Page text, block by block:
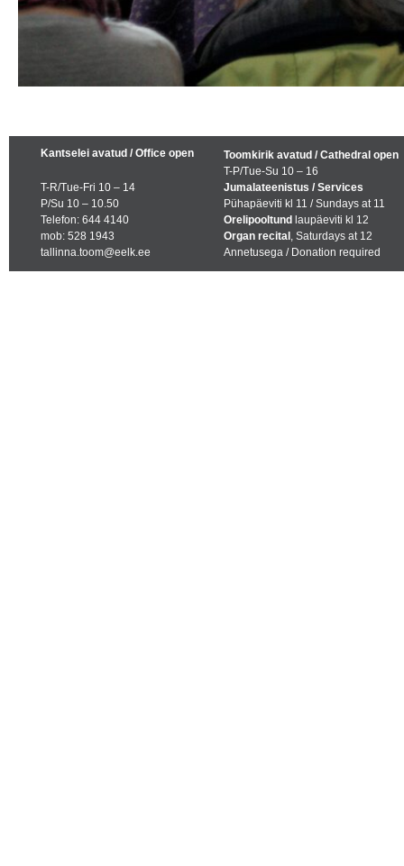
Kantselei avatud / Office open
T-R/Tue-Fri 10 – 14
P/Su 10 – 10.50
Telefon: 644 4140
mob: 528 1943
tallinna.toom@eelk.ee
Toomkirik avatud / Cathedral open
T-P/Tue-Su 10 – 16
Jumalateenistus / Services
Pühapäeviti kl 11 / Sundays at 11
Orelipooltund laupäeviti kl 12
Organ recital , Saturdays at 12
Annetusega / Donation required